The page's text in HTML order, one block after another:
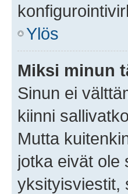
Ylös
Miksi minun
Sinun ei
kiinni
Mutta
jotka eivät ole
yksityisviestit,